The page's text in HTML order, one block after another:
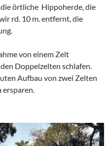
örtliche Hippoherde, die
rd. 10 m. entfernt, die
von einem Zelt
Doppelzelten schlafen.
Aufbau von zwei Zelten